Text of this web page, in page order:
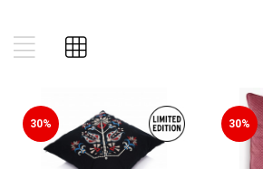
30% 30%